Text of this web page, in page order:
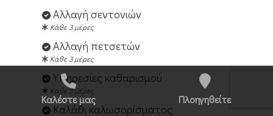
Αλλαγή σεντονιών
Κάθε 3 μέρες
Αλλαγή πετσετών
Κάθε 3 μέρες
Υπηρεσίες καθαρισμού
Κάθε 3 μέρες
Καλάθι καλωσορίσματος
Καλέστε μας Πλοηγηθείτε